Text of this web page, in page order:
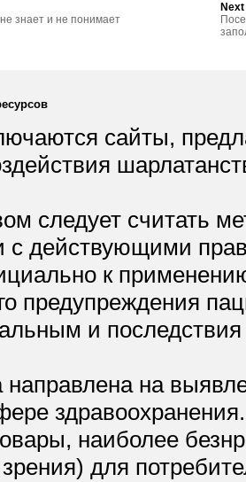
знает и не понимает
сайты,
следует считать
с действующими
к
предупреждения
и
на
наиболее
для